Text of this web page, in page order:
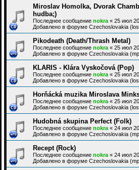
Miroslav Homolka, Dvorak
hudba;)
Последнее сообщение nokra « 25 июл
Добавлено в форуме Czechoslovakia
Pikodeath (Death/Thrash Metal)
Последнее сообщение nokra « 25 июл
Добавлено в форуме Czechoslovakia
KLARIS - Klára Vyskočová (Pop)
Последнее сообщение nokra « 25 июл
Добавлено в форуме Czechoslovakia
Horňácká muzika Miroslava
Последнее сообщение nokra « 25 июл
Добавлено в форуме Czechoslovakia
Hudobná skupina Perfect (Folk)
Последнее сообщение nokra « 24 июл
Добавлено в форуме Czechoslovakia
Recept (Rock)
Последнее сообщение nokra « 24 июл
Добавлено в форуме Czechoslovakia